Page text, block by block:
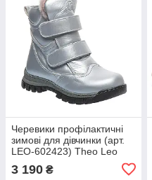
Черевики профілактичні
зимові для дівчинки (арт.
LEO-602423) Theo Leo
(Туреччина) (срібний, 20)
3 190 ₴